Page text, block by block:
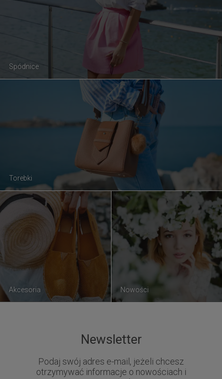
Spódnice
Torebki
Akcesoria Nowości
Newsletter
Podaj swój adres e-mail, jeżeli chcesz
otrzymywać informacje o nowościach i